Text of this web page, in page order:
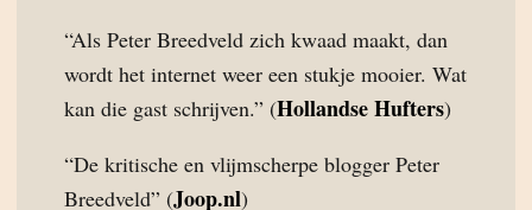
“Als Peter Breedveld zich kwaad maakt, dan
wordt het internet weer een stukje mooier. Wat
kan die gast schrijven.” (Hollandse Hufters)
“De kritische en vlijmscherpe blogger Peter
Breedveld” (Joop.nl)